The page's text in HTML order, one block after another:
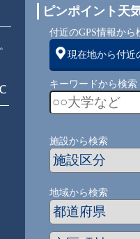
3 3
ピンポイント天
付近のGPS情報から
現在地から付近
キーワードから検索
施設から検索
地域から検索